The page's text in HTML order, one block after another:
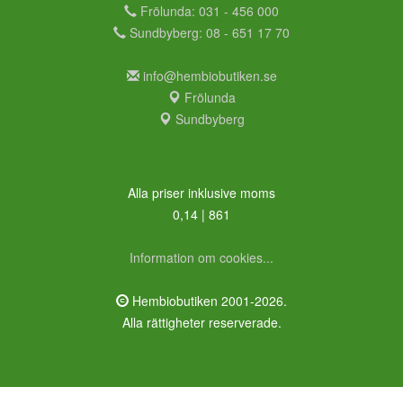
Frölunda: 031 - 456 000
Sundbyberg: 08 - 651 17 70
info@hembiobutiken.se
Frölunda
Sundbyberg
Alla priser inklusive moms
0,14 | 861
Information om cookies...
Hembiobutiken 2001-2026.
Alla rättigheter reserverade.